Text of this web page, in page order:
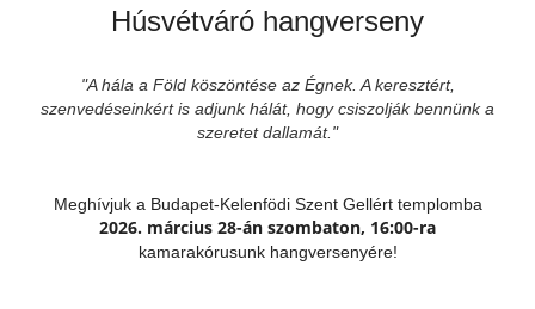
Húsvétváró hangverseny
"A hála a Föld köszöntése az Égnek. A keresztért,
szenvedéseinkért is adjunk hálát, hogy csiszolják bennünk a
szeretet dallamát."
Meghívjuk a Budapet-Kelenfödi Szent Gellért templomba
2026. március 28-án szombaton, 16:00-ra
kamarakórusunk hangversenyére!